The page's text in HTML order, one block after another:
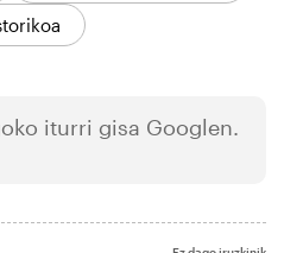
iturri gisa Googlen.